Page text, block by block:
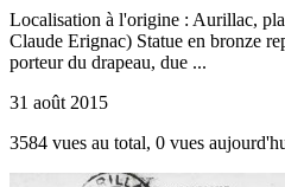
Localisation à l'origine : Aurillac,
Claude Erignac) Statue en bronze
porteur du drapeau, due ...
31 août 2015
3584 vues au total, 0 vues